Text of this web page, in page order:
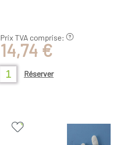
Prix TVA comprise:
14,74 €
Réserver